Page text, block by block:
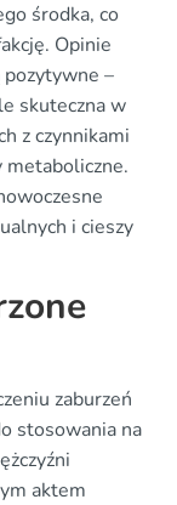
środka, co
Opinie
–
skuteczna w
z czynnikami
metaboliczne.
i cieszy
zaburzeń
stosowania na
aktem